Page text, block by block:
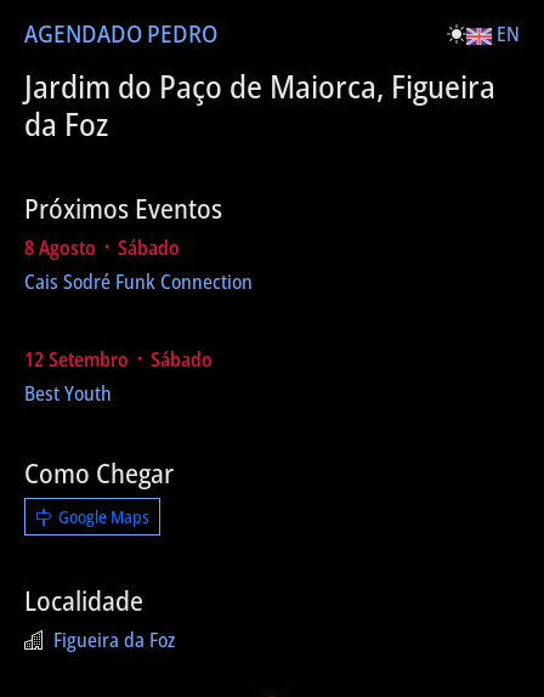
AGENDADO PEDRO EN
Jardim do Paço de Maiorca, Figueira
da Foz
Próximos Eventos
8 Agosto ᛫ Sábado
Cais Sodré Funk Connection
12 Setembro ᛫ Sábado
Best Youth
Como Chegar
Google Maps
Localidade
Figueira da Foz